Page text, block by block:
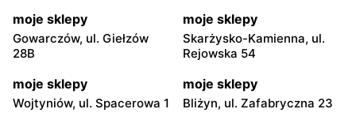
moje sklepy
Gowarczów, ul. Giełzów
28B
moje sklepy
Skarżysko-Kamienna, ul.
Rejowska 54
moje sklepy
Wojtyniów, ul. Spacerowa 1
moje sklepy
Bliżyn, ul. Zafabryczna 23